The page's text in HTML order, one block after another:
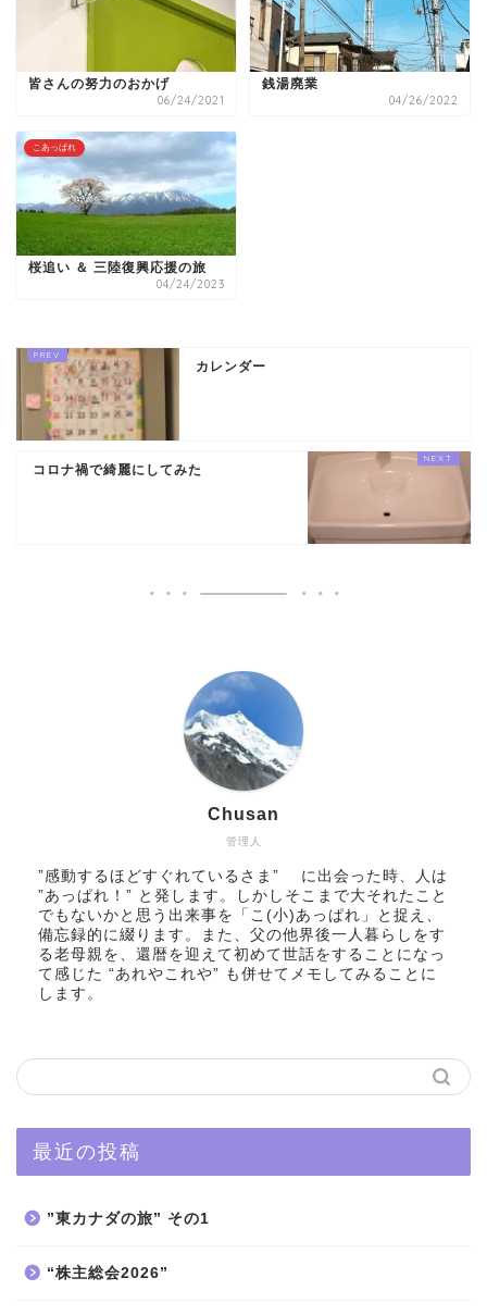
皆さんの努力のおかげ
06/24/2021
銭湯廃業
04/26/2022
こあっぱれ
桜追い ＆ 三陸復興応援の旅
04/24/2023
カレンダー
コロナ禍で綺麗にしてみた
管理人
Chusan
”感動するほどすぐれているさま” に出会った時、人は
”あっぱれ！” と発します。しかしそこまで大それたこと
でもないかと思う出来事を「こ(小)あっぱれ」と捉え、
備忘録的に綴ります。また、父の他界後一人暮らしをす
る老母親を、還暦を迎えて初めて世話をすることになっ
て感じた “あれやこれや” も併せてメモしてみることに
します。
最近の投稿
”東カナダの旅” その1
“株主総会2026”